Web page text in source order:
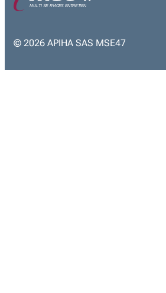
© 2026 APIHA SAS MSE47